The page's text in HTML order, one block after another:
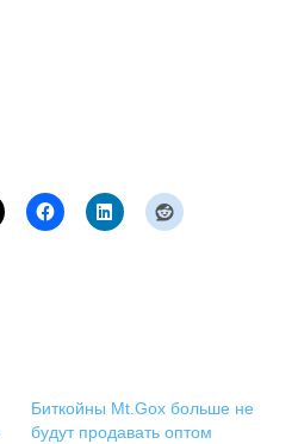
Биткойны Mt.Gox больше не
будут продавать оптом